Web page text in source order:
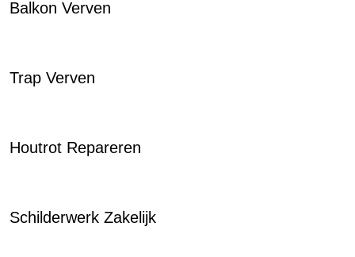
Balkon Verven
Trap Verven
Houtrot Repareren
Schilderwerk Zakelijk